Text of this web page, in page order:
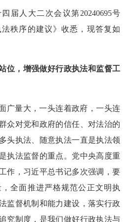
届人大二次会议第20240695号
法秩序的建议》收悉，现答复如
位，增强做好行政执法和监督工
广量大，一头连着政府，一头连
众对党和政府的信任、对法治的
头执法、随意执法一直是执法领
执法监督的重点。党中央高度重
作，习近平总书记多次强调，要
全面推进严格规范公正文明执
监督机制和能力建设，落实行政
究制度，是我们做好行政执法与